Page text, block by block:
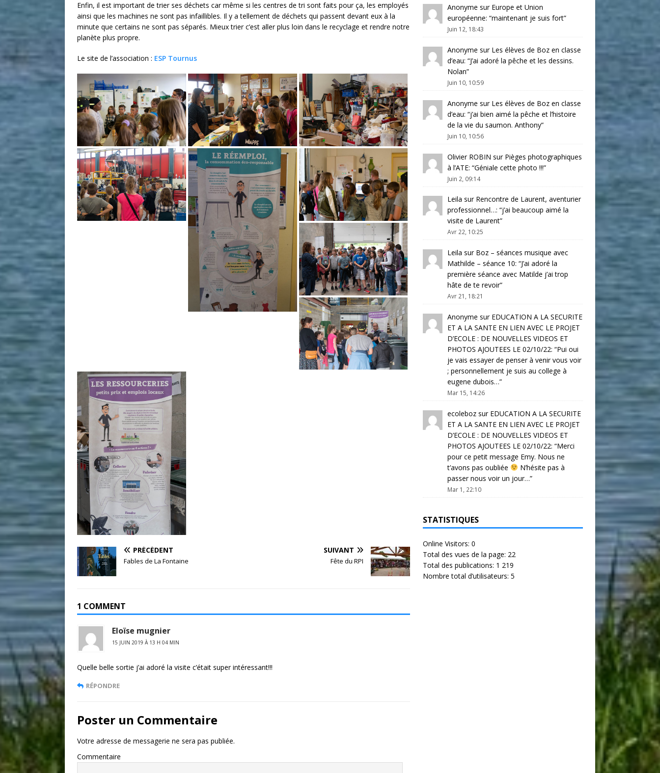
Enfin, il est important de trier ses déchets car même si les centres de tri sont faits pour ça, les employés
ainsi que les machines ne sont pas infaillibles. Il y a tellement de déchets qui passent devant eux à la
minute que certains ne sont pas séparés. Mieux trier c’est aller plus loin dans le recyclage et rendre notre
planète plus propre.
Le site de l’association : ESP Tournus
PRÉCÉDENT
Fables de La Fontaine
SUIVANT
Fête du RPI
1 COMMENT
Eloïse mugnier
15 JUIN 2019 À 13 H 04 MIN
Quelle belle sortie j’ai adoré la visite c’était super intéressant!!!
RÉPONDRE
Poster un Commentaire
Votre adresse de messagerie ne sera pas publiée.
Commentaire
Anonyme sur Europe et Union
européenne: “maintenant je suis fort”
Juin 12, 18:43
Anonyme sur Les élèves de Boz en classe
d’eau: “J’ai adoré la pêche et les dessins.
Nolan”
Juin 10, 10:59
Anonyme sur Les élèves de Boz en classe
d’eau: “j’ai bien aimé la pêche et l’histoire
de la vie du saumon. Anthony”
Juin 10, 10:56
Olivier ROBIN sur Pièges photographiques
à l’ATE: “Géniale cette photo !!!”
Juin 2, 09:14
Leila sur Rencontre de Laurent, aventurier
professionnel…: “j’ai beaucoup aimé la
visite de Laurent”
Avr 22, 10:25
Leila sur Boz – séances musique avec
Mathilde – séance 10: “J’ai adoré la
première séance avec Matilde j’ai trop
hâte de te revoir”
Avr 21, 18:21
Anonyme sur EDUCATION A LA SECURITE
ET A LA SANTE EN LIEN AVEC LE PROJET
D’ECOLE : DE NOUVELLES VIDEOS ET
PHOTOS AJOUTEES LE 02/10/22: “Pui oui
je vais essayer de penser à venir vous voir
; personnellement je suis au college à
eugene dubois…”
Mar 15, 14:26
ecolebozsur EDUCATION A LA SECURITE
ET A LA SANTE EN LIEN AVEC LE PROJET
D’ECOLE : DE NOUVELLES VIDEOS ET
PHOTOS AJOUTEES LE 02/10/22: “Merci
pour ce petit message Emy. Nous ne
t’avons pas oubliée
N’hésite pas à
passer nous voir un jour…”
Mar 1, 22:10
STATISTIQUES
Online Visitors: 0
Total des vues de la page: 22
Total des publications: 1 219
Nombre total d’utilisateurs: 5